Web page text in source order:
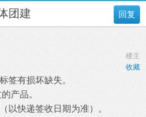
回复
团建
楼主
收藏
有损坏缺失。
产品。
快递签收日期为准）。